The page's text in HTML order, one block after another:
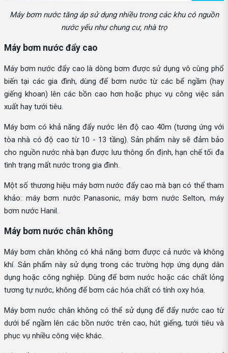
Máy bơm nước tăng áp sử dụng nhiều trong các khu có nguồn
nước yếu như chung cư, nhà trọ
Máy bơm nước đẩy cao
Máy bơm nước đẩy cao là dòng bơm được sử dụng vô cùng phổ
biến tại các gia đình, dùng để bơm nước từ các bể ngầm (hay
giếng khoan) lên các bồn cao hơn hoặc phục vụ công việc sản
xuất hay tưới tiêu.
Máy bơm có khả năng đẩy nước lên độ cao 40m (tương ứng với
tòa nhà có độ cao từ 10 - 13 tầng). Sản phẩm này sẽ đảm bảo
cho nguồn nước nhà bạn được lưu thông ổn định, hạn chế tối đa
tình trạng mất nước trong gia đình.
Một số thương hiệu máy bơm nước đẩy cao mà bạn có thể tham
khảo: máy bơm nước Panasonic, máy bơm nước Selton, máy
bơm nước Hanil.
Máy bơm nước chân không
Máy bơm chân không có khả năng bơm được cả nước và không
khí. Sản phẩm này sử dụng trong các trường hợp ứng dụng dân
dụng hoặc công nghiệp. Dùng để bơm nước hoặc các chất lỏng
tương tự nước, không để bơm các hóa chất có tính oxy hóa.
Máy bơm nước chân không có thể sử dụng để đẩy nước cao từ
dưới bể ngầm lên các bồn nước trên cao, hút giếng, tưới tiêu và
phục vụ nhiều công việc khác.